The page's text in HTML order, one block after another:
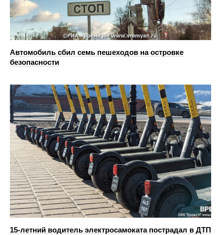
Автомобиль сбил семь пешеходов на островке
безопасности
15-летний водитель электросамоката пострадал в ДТП